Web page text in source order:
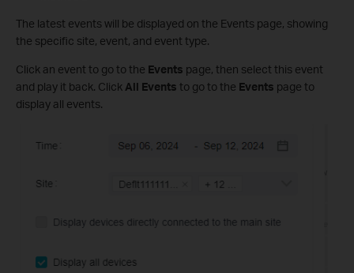
The latest events will be displayed on the Events page, showing
the specific site, event, and event type.
Click an event to go to the Events page, then select this event
and play it back. Click All Events to go to the Events page to
display all events.